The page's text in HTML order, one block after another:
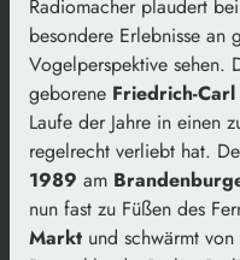
Radiomacher plaudert
besondere Erlebnisse an
Vogelperspektive sehen.
geborene Friedrich-Carl
Laufe der Jahre in einen
regelrecht verliebt hat.
1989 am
nun fast zu Füßen des
Markt und schwärmt